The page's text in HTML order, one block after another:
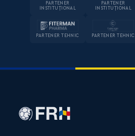
PARTENER
INSTITUȚIONAL
PARTENER
INSTITUȚIONAL
PARTENER TEHNIC PARTENER TEHNIC